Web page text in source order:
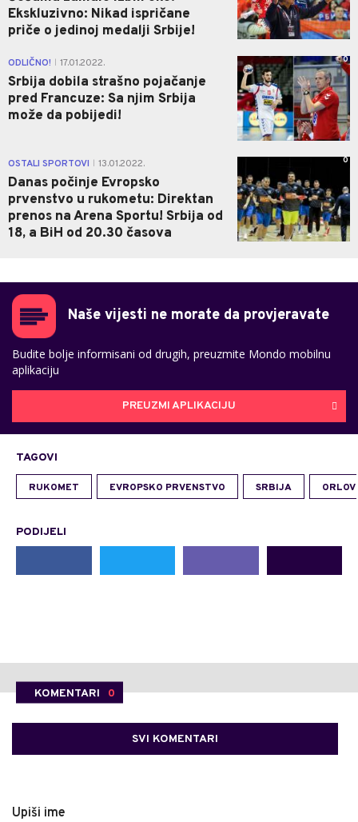
Ekskluzivno: Nikad ispričane
priče o jedinoj medalji Srbije!
ODLIČNO! 17.01.2022.
Srbija dobila strašno pojačanje
pred Francuze: Sa njim Srbija
može da pobijedi!
0
OSTALI SPORTOVI 13.01.2022.
Danas počinje Evropsko
prvenstvo u rukometu: Direktan
prenos na Arena Sportu! Srbija od
18, a BiH od 20.30 časova
0
Naše vijesti ne morate da provjeravate
Budite bolje informisani od drugih, preuzmite Mondo mobilnu
aplikaciju
PREUZMI APLIKACIJU
TAGOVI
RUKOMET EVROPSKO PRVENSTVO SRBIJA ORLOVI
PODIJELI
KOMENTARI 0
SVI KOMENTARI
Upiši ime